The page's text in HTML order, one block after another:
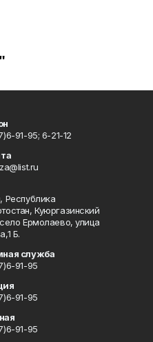
91-95; 6-21-12
Республика
Куюргазинский
Ермолаево, улица
Б.
служба
91-95
91-95
91-95